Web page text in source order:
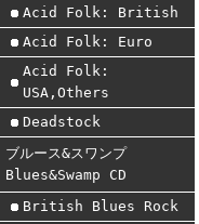
Acid Folk: British
Acid Folk: Euro
Acid Folk:
USA,Others
Deadstock
ブルース&スワンプ
Blues&Swamp CD
British Blues Rock